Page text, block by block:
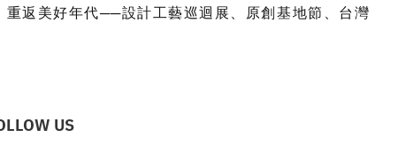
返美好年代──設計工藝巡迴展、原創基地節、台灣
US